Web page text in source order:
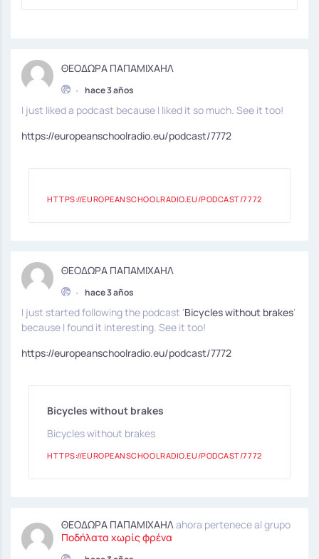
ΘΕΟΔΩΡΑ ΠΑΠΑΜΙΧΑΗΛ
• hace 3 años
I just liked a podcast because I liked it so much. See it too!
https://europeanschoolradio.eu/podcast/7772
HTTPS://EUROPEANSCHOOLRADIO.EU/PODCAST/7772
ΘΕΟΔΩΡΑ ΠΑΠΑΜΙΧΑΗΛ
• hace 3 años
I just started following the podcast ‘Βicycles without brakes‘
because I found it interesting. See it too!
https://europeanschoolradio.eu/podcast/7772
Βicycles without brakes
Βicycles without brakes
HTTPS://EUROPEANSCHOOLRADIO.EU/PODCAST/7772
ΘΕΟΔΩΡΑ ΠΑΠΑΜΙΧΑΗΛahora pertenece al grupo
Ποδήλατα χωρίς φρένα